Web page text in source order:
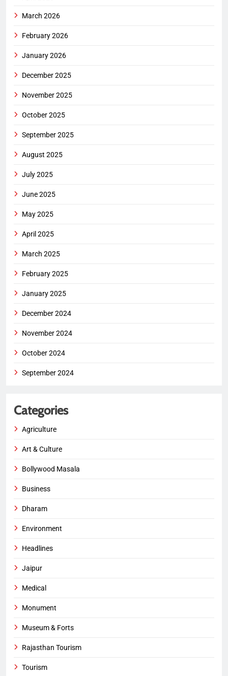
March 2026
February 2026
January 2026
December 2025
November 2025
October 2025
September 2025
August 2025
July 2025
June 2025
May 2025
April 2025
March 2025
February 2025
January 2025
December 2024
November 2024
October 2024
September 2024
Categories
Agriculture
Art & Culture
Bollywood Masala
Business
Dharam
Environment
Headlines
Jaipur
Medical
Monument
Museum & Forts
Rajasthan Tourism
Tourism